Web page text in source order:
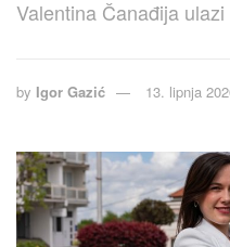
Valentina Čanađija
by Igor Gazić 13. lipnja